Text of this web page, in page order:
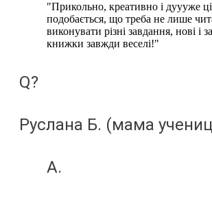
"Прикольно, креативно і дуууже
подобається, що треба не лише
виконувати різні завдання, нові і
книжки завжди веселі!"
Q?
Руслана Б. (мама
A.